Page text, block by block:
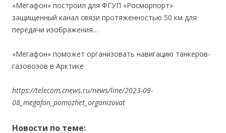
«Мегафон» построил для ФГУП «Росморпорт»
защищенный канал связи протяженностью 50 км для
передачи изображения…
«Мегафон» поможет организовать навигацию танкеров-
газовозов в Арктике
https://telecom.cnews.ru/news/line/2023-09-
08_megafon_pomozhet_organizovat
Новости по теме: